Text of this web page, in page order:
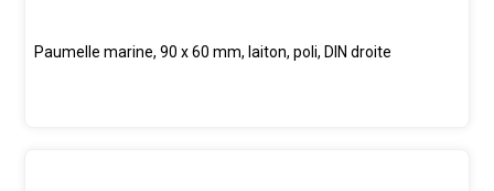
Paumelle marine, 90 x 60 mm, laiton, poli, DIN droite